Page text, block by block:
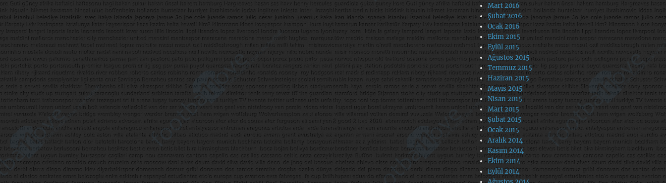
Mart 2016
Şubat 2016
Ocak 2016
Ekim 2015
Eylül 2015
Ağustos 2015
Temmuz 2015
Haziran 2015
Mayıs 2015
Nisan 2015
Mart 2015
Şubat 2015
Ocak 2015
Aralık 2014
Kasım 2014
Ekim 2014
Eylül 2014